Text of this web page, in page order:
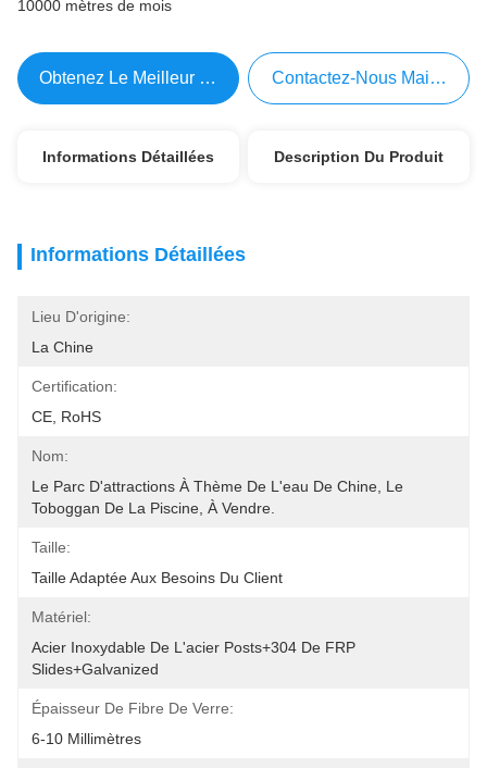
10000 mètres de mois
Obtenez Le Meilleur Prix Contactez-Nous Maintenant
Informations Détaillées Description Du Produit
Informations Détaillées
Lieu D'origine:
La Chine
Certification:
CE, RoHS
Nom:
Le Parc D'attractions À Thème De L'eau De Chine, Le
Toboggan De La Piscine, À Vendre.
Taille:
Taille Adaptée Aux Besoins Du Client
Matériel:
Acier Inoxydable De L'acier Posts+304 De FRP
Slides+Galvanized
Épaisseur De Fibre De Verre:
6-10 Millimètres